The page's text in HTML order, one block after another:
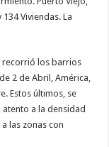
Viviendas. La
recorrió los barrios
2 de Abril, América,
Estos últimos, se
a la densidad
las zonas con